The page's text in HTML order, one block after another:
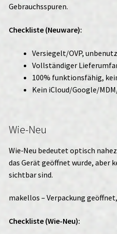
Gebrauchsspuren.
Checkliste (Neuware):
Versiegelt/OVP,
Vollständiger
100% funktionsfähig,
Kein iCloud/Google/
Wie-Neu
Wie‑Neu bedeutet optisch
das Gerät geöffnet wurde, aber
sichtbar sind.
makellos – Verpackung
Checkliste (Wie-Neu):